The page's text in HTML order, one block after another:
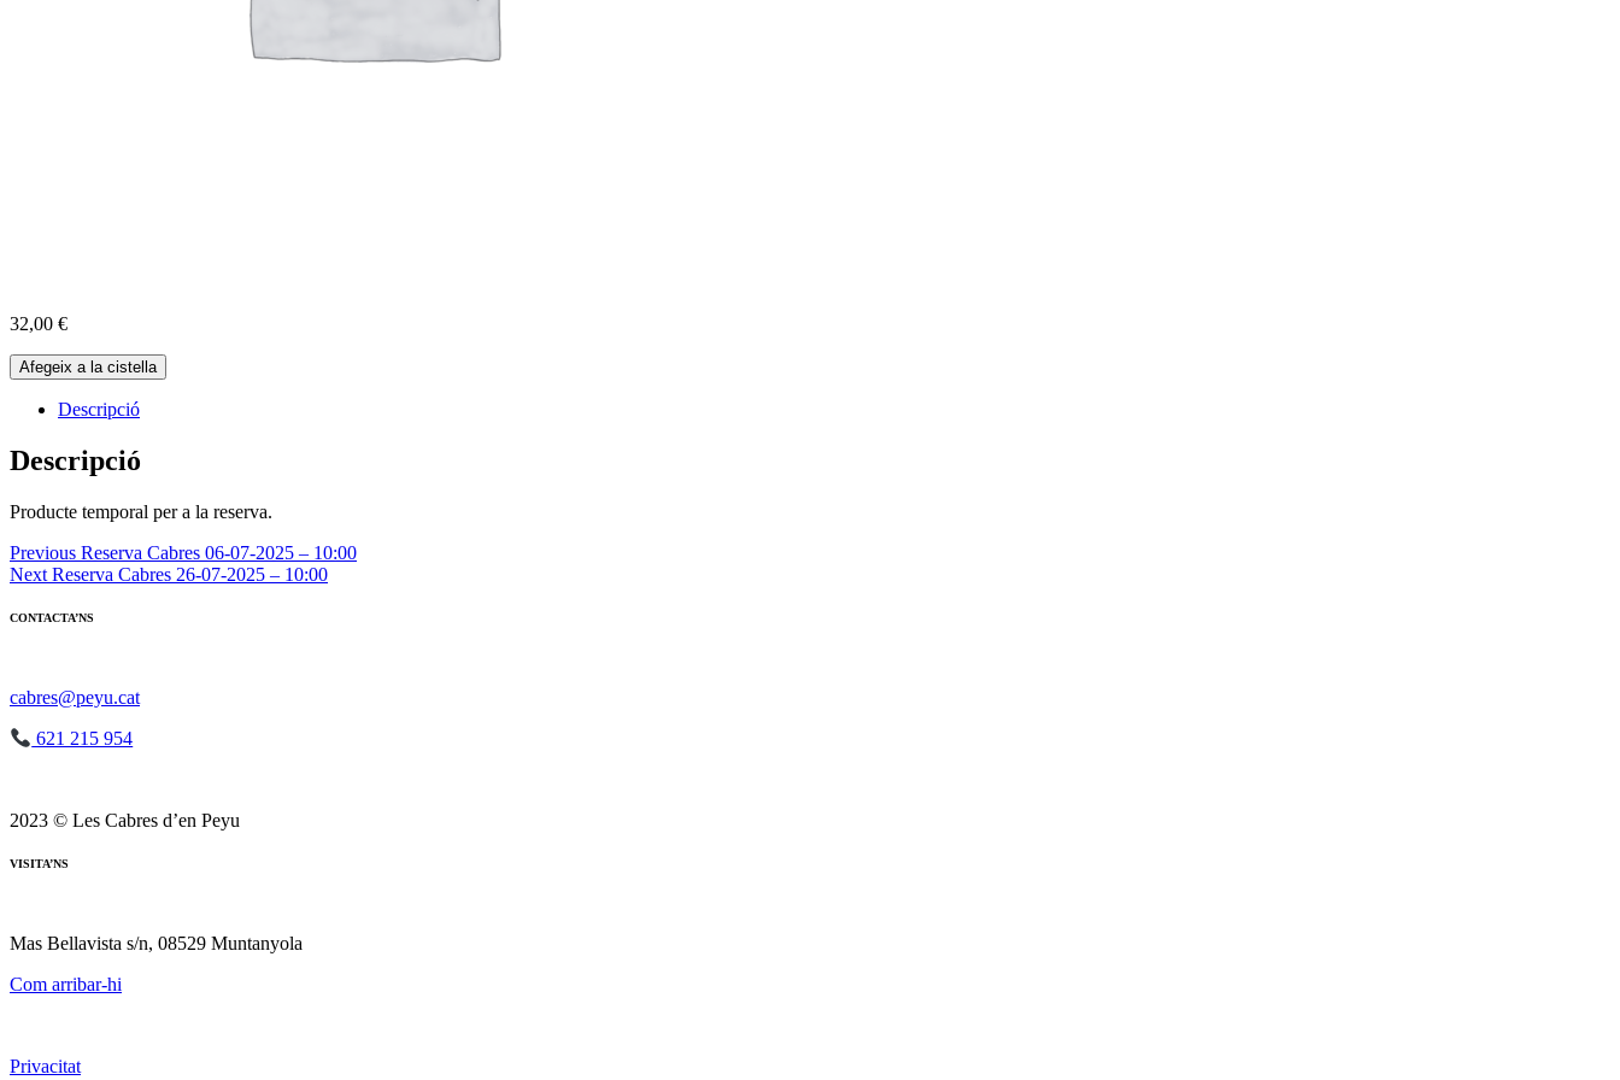
32,00 €
quantitat
de
Reserva
06-
07-
-
Afegeix a la cistella
Descripció
Descripció
Producte temporal per a la reserva.
Navegació
d'entrades
Previous Reserva Cabres 06-07-2025 – 10:00
Next Reserva Cabres 26-07-2025 – 10:00
CONTACTA’NS
cabres@peyu.cat
621 215 954
2023 © Les Cabres d’en Peyu
VISITA’NS
Mas Bellavista s/n, 08529 Muntanyola
Com arribar-hi
Privacitat